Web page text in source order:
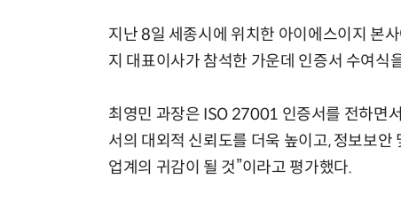
지난 8일 세종시에 위치한 아이에스이지 본
지 대표이사가 참석한 가운데 인증서 수여식
최영민 과장은 ISO 27001 인증서를 전하면
서의 대외적 신뢰도를 더욱 높이고, 정보보
업계의 귀감이 될 것”이라고 평가했다.